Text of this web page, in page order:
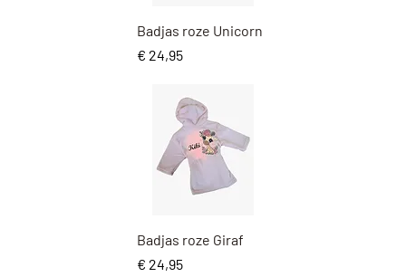
Snel overzicht
Badjas roze Unicorn
Prijs
€ 24,95
Snel overzicht
Badjas roze Giraf
Prijs
€ 24,95